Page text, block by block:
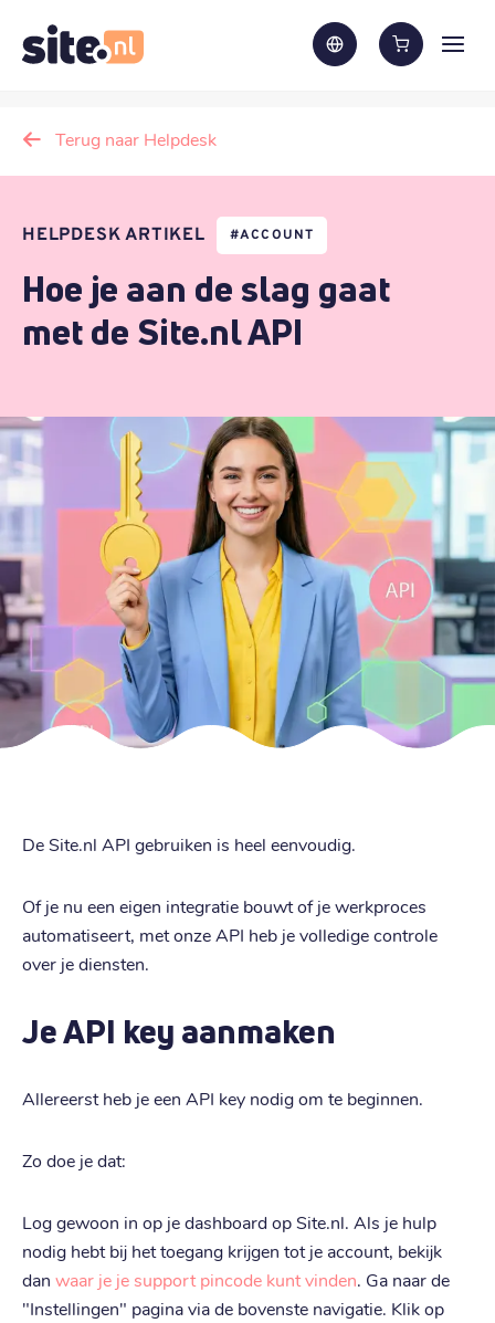
Terug naar Helpdesk
HELPDESK ARTIKEL #ACCOUNT
Hoe je aan de slag gaat
met de Site.nl API
De Site.nl API gebruiken is heel eenvoudig.
Of je nu een eigen integratie bouwt of je werkproces
automatiseert, met onze API heb je volledige controle
over je diensten.
Je API key aanmaken
Allereerst heb je een API key nodig om te beginnen.
Zo doe je dat:
Log gewoon in op je dashboard op Site.nl. Als je hulp
nodig hebt bij het toegang krijgen tot je account, bekijk
dan waar je je support pincode kunt vinden. Ga naar de
"Instellingen" pagina via de bovenste navigatie. Klik op